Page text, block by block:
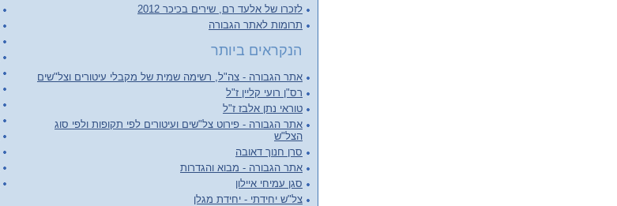
לזכרו של אלעד רם, שירים בכיכר 2012
תרומות לאתר הגבורה
הנקראים ביותר
אתר הגבורה - צה"ל, רשימה שמית של מקבלי עיטורים וצל"שים
רס"ן רועי קליין ז"ל
טוראי נתן אלבז ז"ל
אתר הגבורה - פירוט צל"שים ועיטורים לפי תקופות ולפי סוג
הצל"ש
סרן חנוך דאובה
אתר הגבורה - מבוא והגדרות
סגן עמיחי איילון
צל"ש יחידתי - יחידת מגלן